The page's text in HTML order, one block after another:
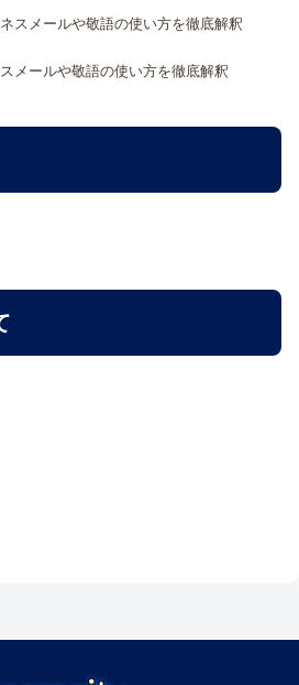
スメールや敬語の使い方を徹底解釈
メールや敬語の使い方を徹底解釈